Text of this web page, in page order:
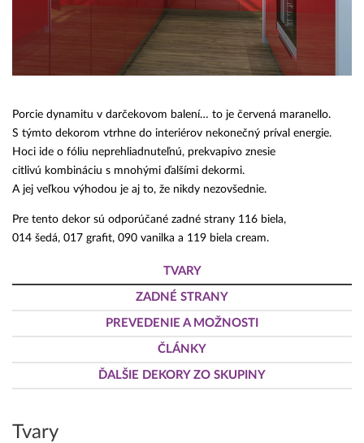
Porcie dynamitu v darčekovom balení… to je červená maranello.
S týmto dekorom vtrhne do interiérov nekonečný príval energie.
Hoci ide o fóliu neprehliadnuteľnú, prekvapivo znesie
citlivú kombináciu s mnohými ďalšími dekormi.
A jej veľkou výhodou je aj to, že nikdy nezovšednie.
Pre tento dekor sú odporúčané zadné strany 116 biela,
014 šedá, 017 grafit, 090 vanilka a 119 biela cream.
TVARY
ZADNÉ STRANY
PREVEDENIE A MOŽNOSTI
ČLÁNKY
ĎALŠIE DEKORY ZO SKUPINY
Tvary